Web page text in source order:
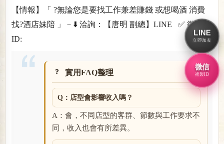
【情報】「 ?無論您是要找工作兼差賺錢 或想喝酒 消費
找?酒店妹陪 」－⬇️ 洽詢：【唐明 副總】LINE ✅ 微信
ID:
實用FAQ整理
Q：店型會影響收入嗎？
A：會，不同店型的客群、節數與工作要求不
同，收入也會有所差異。
LINE
立即加友
微信
複製ID